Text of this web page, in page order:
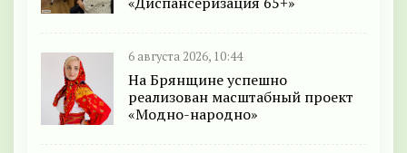
6 августа 2026, 10:44
На Брянщине успешно
реализован масштабный проект
«Модно-народно»